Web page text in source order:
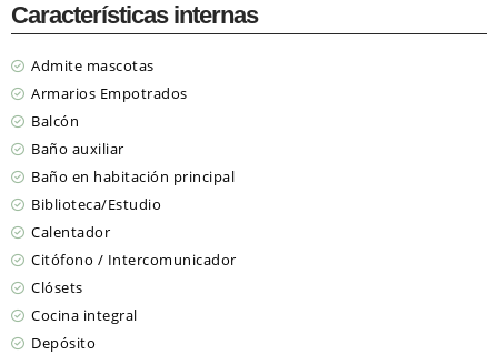
Características internas
Admite mascotas
Armarios Empotrados
Balcón
Baño auxiliar
Baño en habitación principal
Biblioteca/Estudio
Calentador
Citófono / Intercomunicador
Clósets
Cocina integral
Depósito